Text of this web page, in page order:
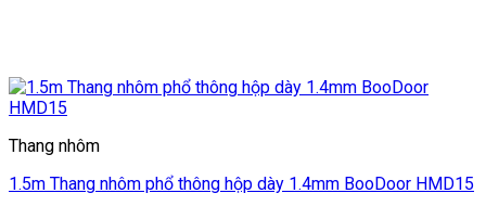
Thang nhôm
1.5m Thang nhôm phổ thông hộp dày 1.4mm BooDoor HMD15